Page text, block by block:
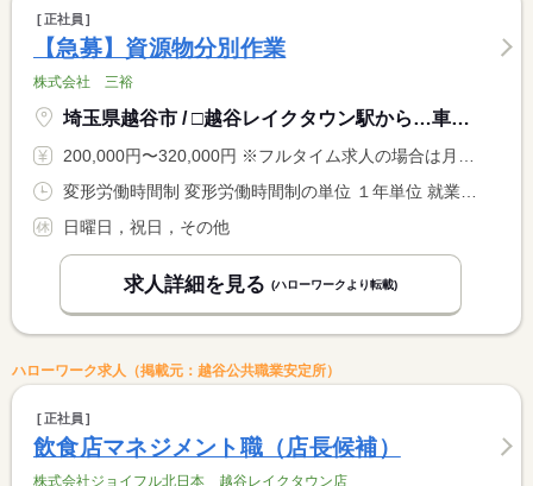
正社員
【急募】資源物分別作業
株式会社 三裕
埼玉県越谷市 / □越谷レイクタウン駅から…車：５分 自転車：１０分
200,000円〜320,000円 ※フルタイム求人の場合は月額（換算額）、パート求人の場合は時間額を表示しています。
日曜日，祝日，その他
求人詳細を見る (ハローワークより転載)
ハローワーク求人（掲載元：越谷公共職業安定所）
正社員
飲食店マネジメント職（店長候補）
株式会社ジョイフル北日本 越谷レイクタウン店